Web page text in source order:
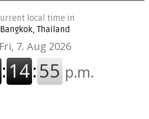
local time in
Bangkok, Thailand